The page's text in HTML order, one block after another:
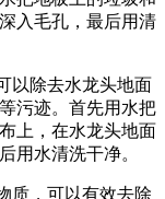
入毛孔，最后用清
以除去水龙头地面
污迹。首先用水把
上，在水龙头地面
用水清洗干净。
质，可以有效去除